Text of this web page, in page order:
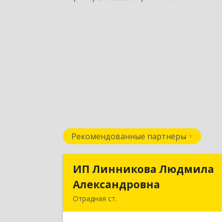
Рекомендованные партнеры
ИП Линникова Людмила
Александровна
Отрадная ст.
ИП Линникова Людмила
Александровна